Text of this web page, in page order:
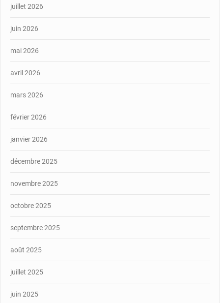
juillet 2026
juin 2026
mai 2026
avril 2026
mars 2026
février 2026
janvier 2026
décembre 2025
novembre 2025
octobre 2025
septembre 2025
août 2025
juillet 2025
juin 2025